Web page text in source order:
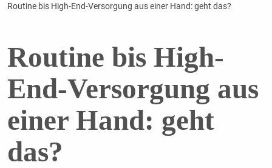
Routine bis High-End-Versorgung aus einer Hand: geht das?
Routine bis High-
End-Versorgung aus
einer Hand: geht
das?